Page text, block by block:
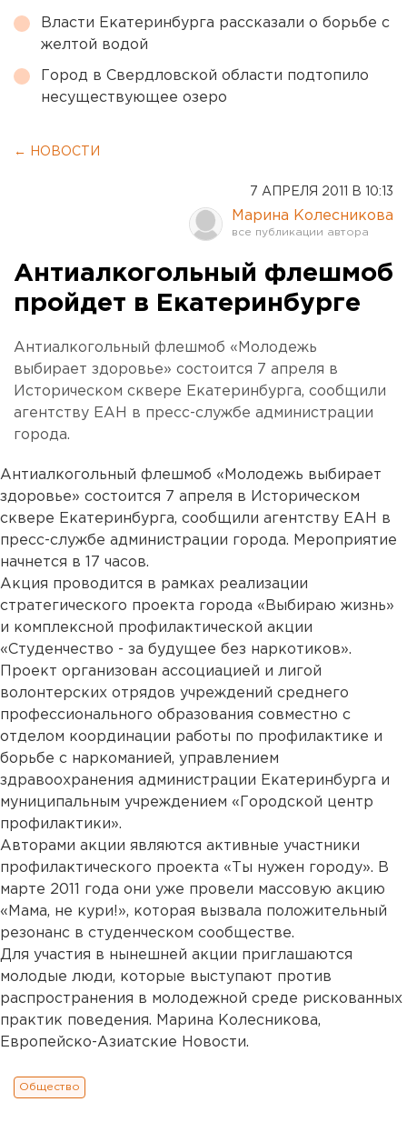
Власти Екатеринбурга рассказали о борьбе с
желтой водой
Город в Свердловской области подтопило
несуществующее озеро
← НОВОСТИ
7 АПРЕЛЯ 2011 В 10:13
Марина Колесникова
Антиалкогольный флешмоб
пройдет в Екатеринбурге
Антиалкогольный флешмоб «Молодежь
выбирает здоровье» состоится 7 апреля в
Историческом сквере Екатеринбурга, сообщили
агентству ЕАН в пресс-службе администрации
города.
Антиалкогольный флешмоб «Молодежь выбирает
здоровье» состоится 7 апреля в Историческом
сквере Екатеринбурга, сообщили агентству ЕАН в
пресс-службе администрации города. Мероприятие
начнется в 17 часов.
Акция проводится в рамках реализации
стратегического проекта города «Выбираю жизнь»
и комплексной профилактической акции
«Студенчество - за будущее без наркотиков».
Проект организован ассоциацией и лигой
волонтерских отрядов учреждений среднего
профессионального образования совместно с
отделом координации работы по профилактике и
борьбе с наркоманией, управлением
здравоохранения администрации Екатеринбурга и
муниципальным учреждением «Городской центр
профилактики».
Авторами акции являются активные участники
профилактического проекта «Ты нужен городу». В
марте 2011 года они уже провели массовую акцию
«Мама, не кури!», которая вызвала положительный
резонанс в студенческом сообществе.
Для участия в нынешней акции приглашаются
молодые люди, которые выступают против
распространения в молодежной среде рискованных
практик поведения. Марина Колесникова,
Европейско-Азиатские Новости.
Общество